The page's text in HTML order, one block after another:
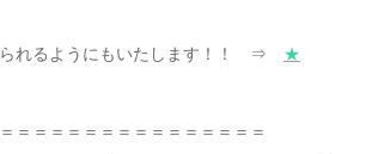
られるようにもいたします！！ ⇒ ★
＝＝＝＝＝＝＝＝＝＝＝＝＝＝＝